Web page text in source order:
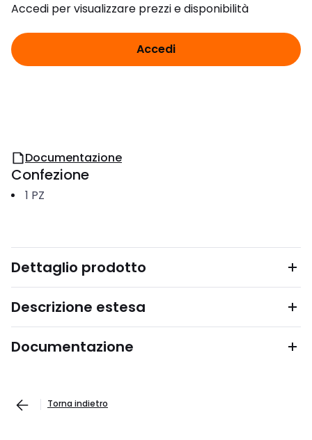
Accedi per visualizzare prezzi e disponibilità
Accedi
Documentazione
Confezione
1 PZ
Dettaglio prodotto
Descrizione estesa
Documentazione
Torna indietro